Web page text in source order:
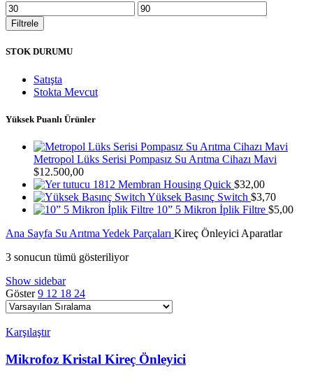
En
düşük
fiyat
En
yüksek
Filtrele
STOK DURUMU
Satışta
Stokta Mevcut
Yüksek Puanlı Ürünler
Metropol Lüks Serisi Pompasız Su Arıtma Cihazı Mavi
$12.500,00
1812 Membran Housing Quick $32,00
Yüksek Basınç Switch $3,70
10” 5 Mikron İplik Filtre $5,00
Ana Sayfa Su Arıtma Yedek Parçaları Kireç Önleyici Aparatlar
3 sonucun tümü gösteriliyor
Show sidebar
Göster9 12 18 24
Karşılaştır
Mikrofoz Kristal Kireç Önleyici